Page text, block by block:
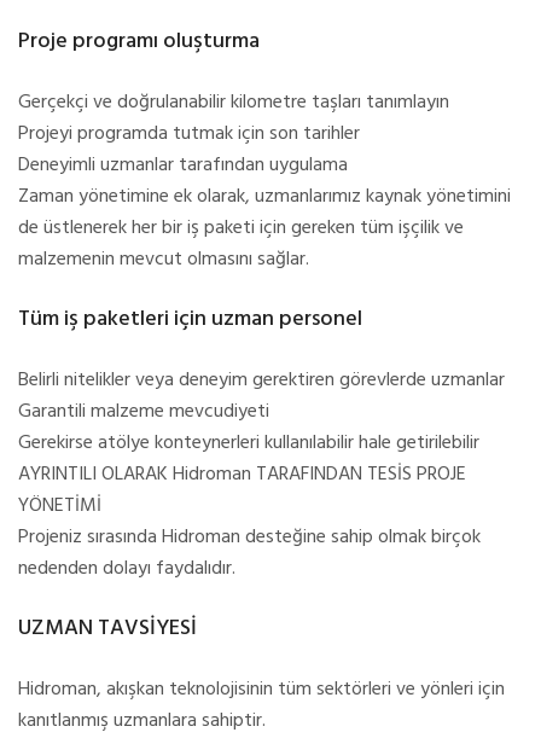
Proje programı oluşturma
Gerçekçi ve doğrulanabilir kilometre taşları tanımlayın
Projeyi programda tutmak için son tarihler
Deneyimli uzmanlar tarafından uygulama
Zaman yönetimine ek olarak, uzmanlarımız kaynak yönetimini
de üstlenerek her bir iş paketi için gereken tüm işçilik ve
malzemenin mevcut olmasını sağlar.
Tüm iş paketleri için uzman personel
Belirli nitelikler veya deneyim gerektiren görevlerde uzmanlar
Garantili malzeme mevcudiyeti
Gerekirse atölye konteynerleri kullanılabilir hale getirilebilir
AYRINTILI OLARAK Hidroman TARAFINDAN TESİS PROJE
YÖNETİMİ
Projeniz sırasında Hidroman desteğine sahip olmak birçok
nedenden dolayı faydalıdır.
UZMAN TAVSİYESİ
Hidroman, akışkan teknolojisinin tüm sektörleri ve yönleri için
kanıtlanmış uzmanlara sahiptir.